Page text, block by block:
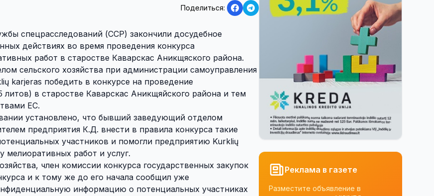
Поделиться:
спецрасследований (ССР) закончили досудебное
действиях во время проведения конкурса
работ в старостве Каварскас Аникщяского района.
сельского хозяйства при администрации самоуправления
karjeras победить в конкурсе на проведение
в старостве Каварскас Аникщяйского района и тем
ЕС.
установлено, что бывший заведующий отделом
предприятия К.Д. внести в правила конкурса такие
участников и помогли предприятию Kurklių
мелиоративных работ и услуг.
член комиссии конкурса государственных закупок
и к тому же до его начала сообщил уже
информацию о потенциальных участниках
Реклама в газете
Разместите объявление в